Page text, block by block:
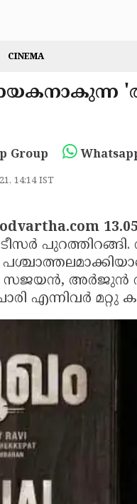
CINEMA
Group
14:14 IST
സജയന്‍, അര്‍ജുന്‍
മറ്റു